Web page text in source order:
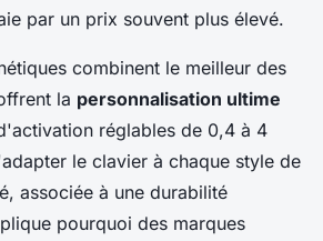
par un prix souvent plus élevé.
combinent le meilleur des
la personnalisation ultime
réglables de 0,4 à 4
le clavier à chaque style de
associée à une durabilité
pourquoi des marques